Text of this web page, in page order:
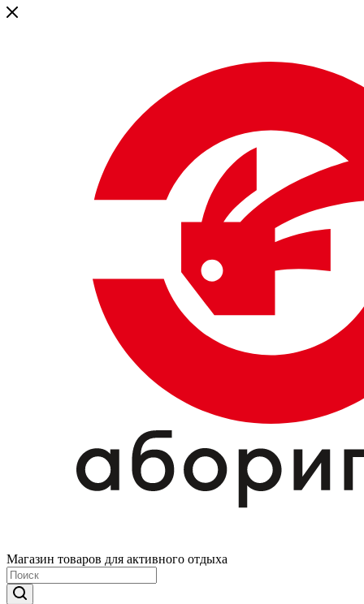
Магазин товаров для активного отдыха